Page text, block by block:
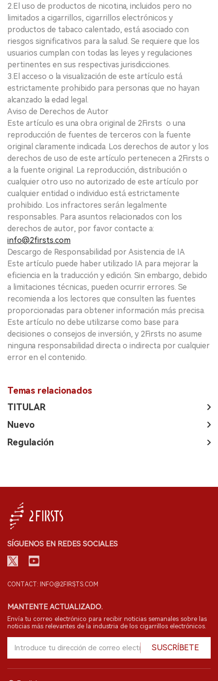
2.El uso de productos de nicotina, incluidos pero no
limitados a cigarrillos, cigarrillos electrónicos y
productos de tabaco calentado, está asociado con
riesgos significativos para la salud. Se requiere que los
usuarios cumplan con todas las leyes y regulaciones
pertinentes en sus respectivas jurisdicciones.
3.El acceso o la visualización de este artículo está
estrictamente prohibido para personas que no hayan
alcanzado la edad legal.
Aviso de Derechos de Autor
Este artículo es una obra original de 2Firsts o una
reproducción de fuentes de terceros con la fuente
original claramente indicada. Los derechos de autor y los
derechos de uso de este artículo pertenecen a 2Firsts o
a la fuente original. La reproducción, distribución o
cualquier otro uso no autorizado de este artículo por
cualquier entidad o individuo está estrictamente
prohibido. Los infractores serán legalmente
responsables. Para asuntos relacionados con los
derechos de autor, por favor contacte a:
info@2firsts.com
Descargo de Responsabilidad por Asistencia de IA
Este artículo puede haber utilizado IA para mejorar la
eficiencia en la traducción y edición. Sin embargo, debido
a limitaciones técnicas, pueden ocurrir errores. Se
recomienda a los lectores que consulten las fuentes
proporcionadas para obtener información más precisa.
Este artículo no debe utilizarse como base para
decisiones o consejos de inversión, y 2Firsts no asume
ninguna responsabilidad directa o indirecta por cualquier
error en el contenido.
Temas relacionados
TITULAR
Nuevo
Regulación
SÍGUENOS EN REDES SOCIALES
CONTACT: INFO@2FIRSTS.COM
MANTENTE ACTUALIZADO.
Envía tu correo electrónico para recibir noticias semanales sobre las
noticias más relevantes de la industria de los cigarrillos electrónicos.
SUSCRÍBETE